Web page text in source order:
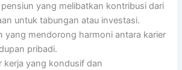
yang melibatkan kontribusi dari
untuk tabungan atau investasi.
yang mendorong harmoni antara karier
pribadi.
kerja yang kondusif dan